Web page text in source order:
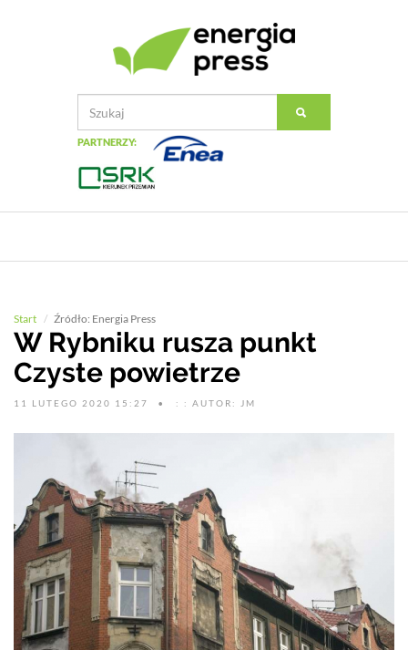
PARTNERZY:
Start Źródło: Energia Press
W Rybniku rusza punkt
Czyste powietrze
11 LUTEGO 2020 15:27 : : AUTOR: JM